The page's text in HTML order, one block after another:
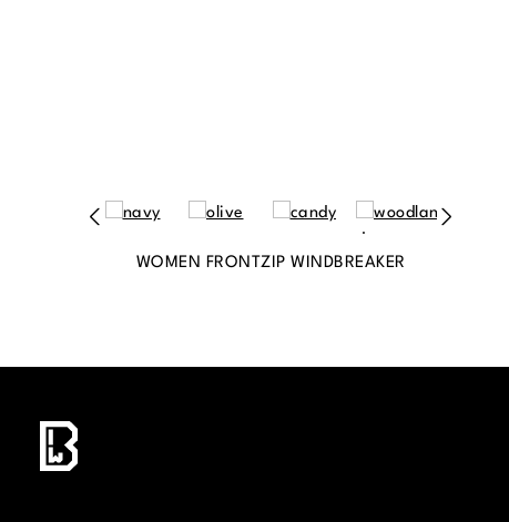
WOMEN FRONTZIP WINDBREAKER